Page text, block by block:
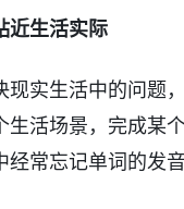
近生活实际
现实生活中的问题
活场景，完成某
常忘记单词的发